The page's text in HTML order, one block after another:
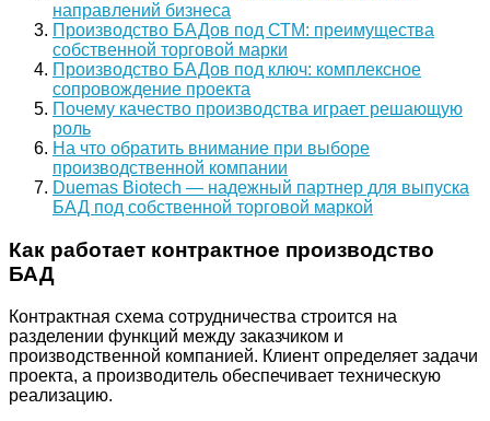
направлений бизнеса
Производство БАДов под СТМ: преимущества
собственной торговой марки
Производство БАДов под ключ: комплексное
сопровождение проекта
Почему качество производства играет решающую
роль
На что обратить внимание при выборе
производственной компании
Duemas Biotech — надежный партнер для выпуска
БАД под собственной торговой маркой
Как работает контрактное производство
БАД
Контрактная схема сотрудничества строится на
разделении функций между заказчиком и
производственной компанией. Клиент определяет задачи
проекта, а производитель обеспечивает техническую
реализацию.